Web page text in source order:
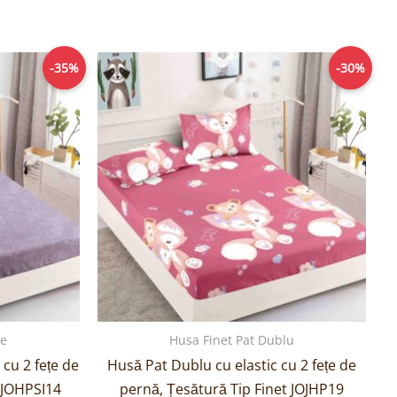
-35%
2 fețe de
este:
-30%
Husa Finet Pat Dublu
Husă Pat Dublu cu elastic cu 2 fețe de
pernă, Țesătură Tip Finet JOJHP19
Prețul
inițial
fost:
99,00lei.
Prețul
curent
69,00lei.